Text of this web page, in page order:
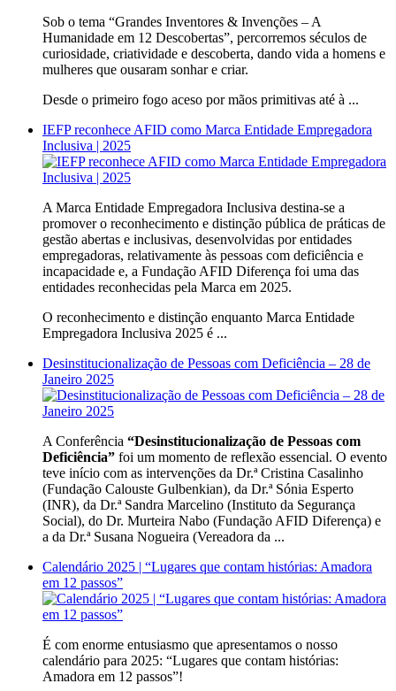
Sob o tema “Grandes Inventores & Invenções – A
Humanidade em 12 Descobertas”, percorremos séculos de
curiosidade, criatividade e descoberta, dando vida a homens e
mulheres que ousaram sonhar e criar.
Desde o primeiro fogo aceso por mãos primitivas até à ...
IEFP reconhece AFID como Marca Entidade Empregadora
Inclusiva | 2025
A Marca Entidade Empregadora Inclusiva destina-se a
promover o reconhecimento e distinção pública de práticas de
gestão abertas e inclusivas, desenvolvidas por entidades
empregadoras, relativamente às pessoas com deficiência e
incapacidade e, a Fundação AFID Diferença foi uma das
entidades reconhecidas pela Marca em 2025.
O reconhecimento e distinção enquanto Marca Entidade
Empregadora Inclusiva 2025 é ...
Desinstitucionalização de Pessoas com Deficiência – 28 de
Janeiro 2025
A Conferência “Desinstitucionalização de Pessoas com
Deficiência” foi um momento de reflexão essencial. O evento
teve início com as intervenções da Dr.ª Cristina Casalinho
(Fundação Calouste Gulbenkian), da Dr.ª Sónia Esperto
(INR), da Dr.ª Sandra Marcelino (Instituto da Segurança
Social), do Dr. Murteira Nabo (Fundação AFID Diferença) e
a da Dr.ª Susana Nogueira (Vereadora da ...
Calendário 2025 | “Lugares que contam histórias: Amadora
em 12 passos”
É com enorme entusiasmo que apresentamos o nosso
calendário para 2025: “Lugares que contam histórias:
Amadora em 12 passos”!